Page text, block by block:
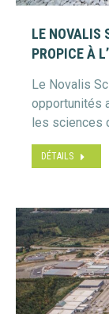
LE NOVALIS
PROPICE À
Le Novalis
opportunités
les sciences
DÉTAILS